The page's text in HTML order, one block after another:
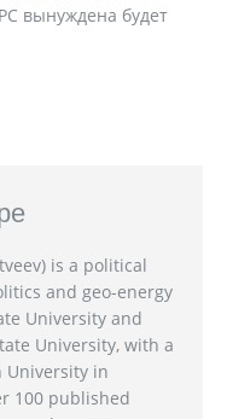
вынуждена будет
is a political
and geo-energy
University and
University, with a
University in
100 published